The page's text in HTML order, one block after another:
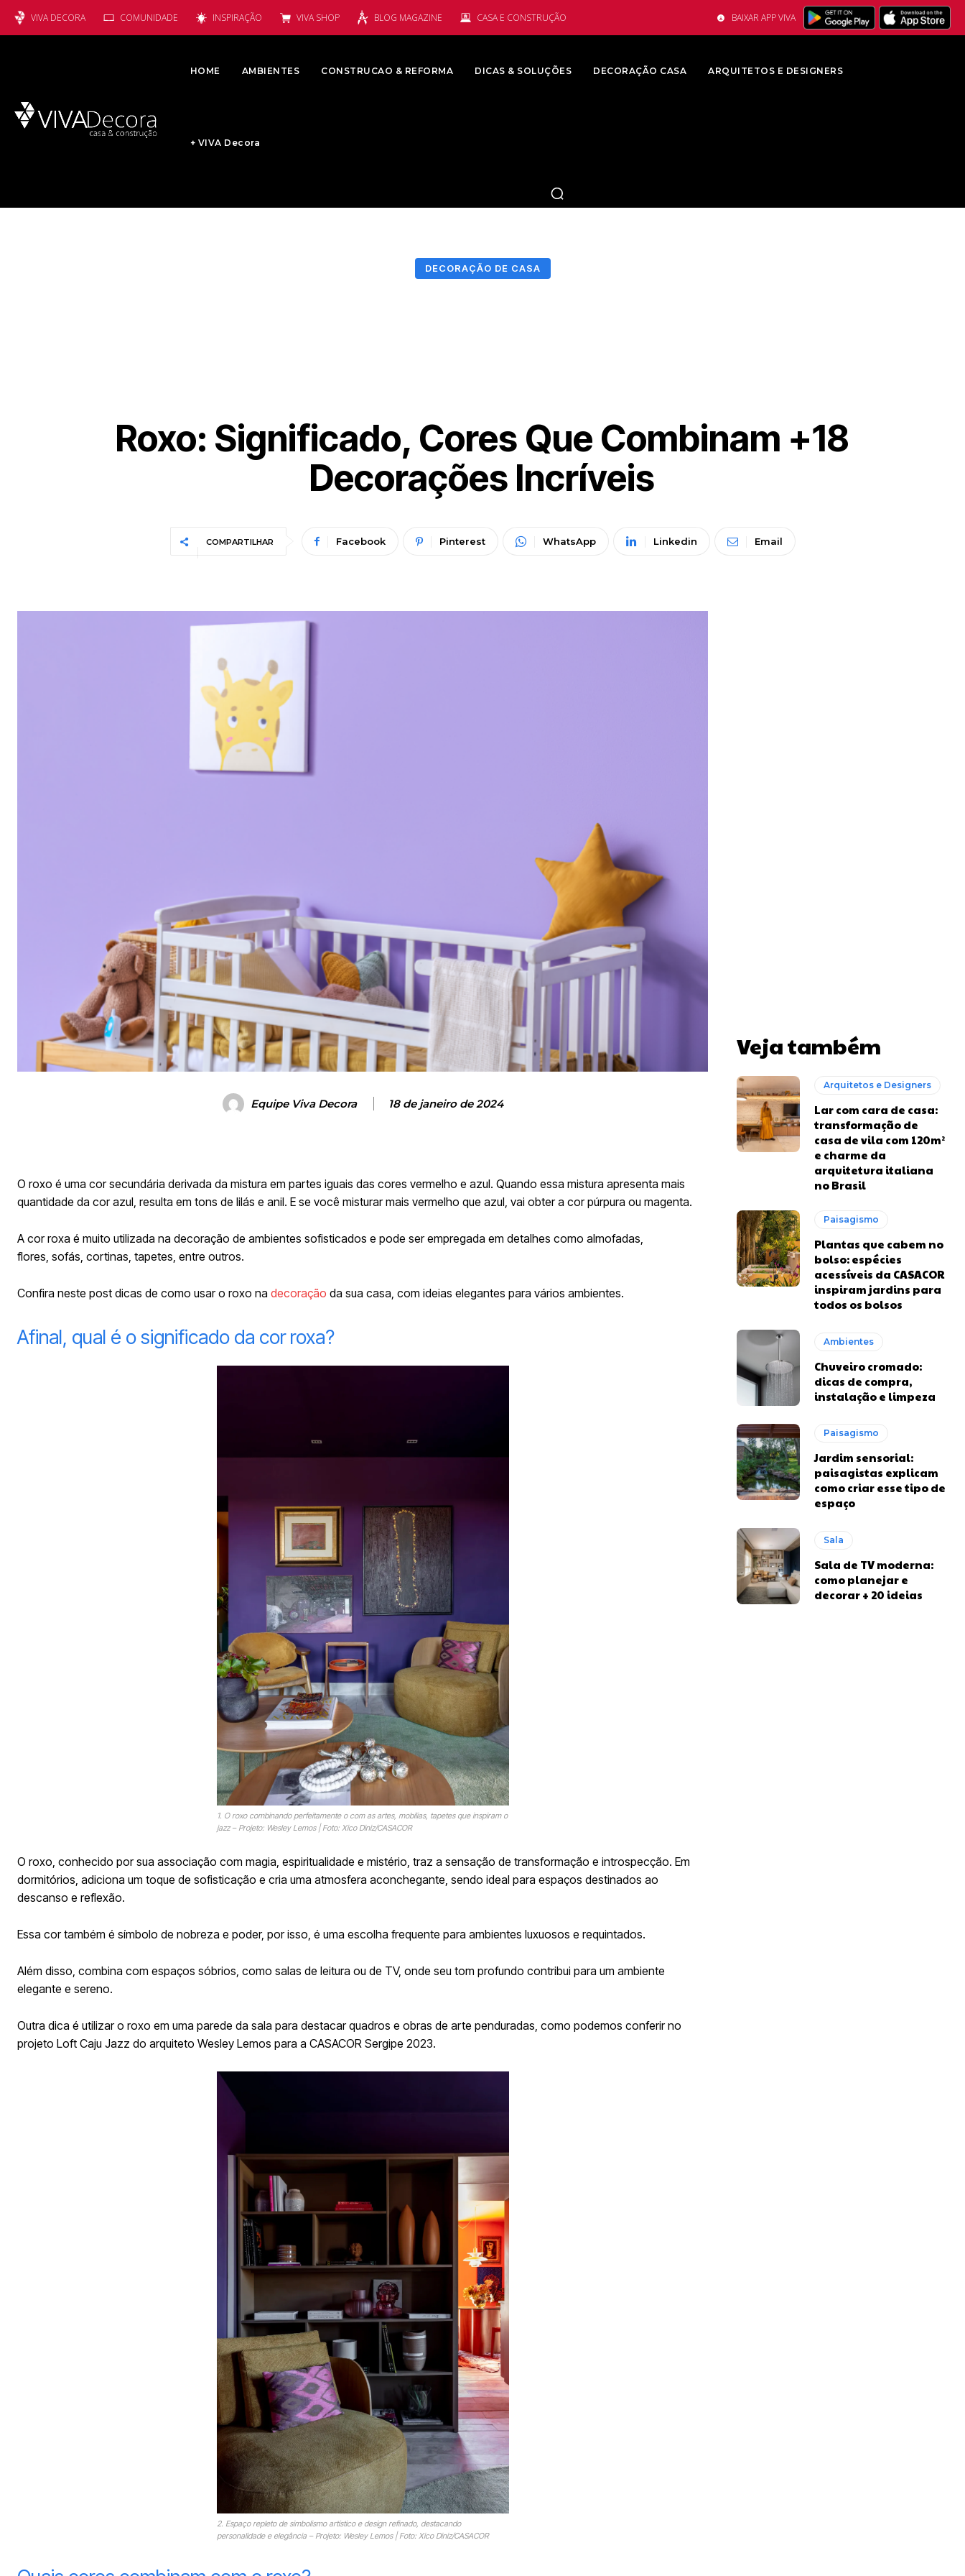
VIVA DECORA COMUNIDADE INSPIRAÇÃO VIVA SHOP BLOG MAGAZINE CASA E CONSTRUÇÃO BAIXAR APP VIVA
HOME AMBIENTES CONSTRUCAO & REFORMA DICAS & SOLUÇÕES DECORAÇÃO CASA ARQUITETOS E DESIGNERS
+ VIVA Decora
DECORAÇÃO DE CASA
Roxo: Significado, Cores Que Combinam +18
Decorações Incríveis
COMPARTILHAR Facebook Pinterest WhatsApp Linkedin Email
Equipe Viva Decora 18 de janeiro de 2024
O roxo é uma cor secundária derivada da mistura em partes iguais das cores vermelho e azul. Quando essa mistura apresenta mais
quantidade da cor azul, resulta em tons de lilás e anil. E se você misturar mais vermelho que azul, vai obter a cor púrpura ou magenta.
A cor roxa é muito utilizada na decoração de ambientes sofisticados e pode ser empregada em detalhes como almofadas,
flores, sofás, cortinas, tapetes, entre outros.
Confira neste post dicas de como usar o roxo na decoração da sua casa, com ideias elegantes para vários ambientes.
Afinal, qual é o significado da cor roxa?
1. O roxo combinando perfeitamente o com as artes, mobílias, tapetes que inspiram o
jazz – Projeto: Wesley Lemos | Foto: Xico Diniz/CASACOR
O roxo, conhecido por sua associação com magia, espiritualidade e mistério, traz a sensação de transformação e introspecção. Em
dormitórios, adiciona um toque de sofisticação e cria uma atmosfera aconchegante, sendo ideal para espaços destinados ao
descanso e reflexão.
Essa cor também é símbolo de nobreza e poder, por isso, é uma escolha frequente para ambientes luxuosos e requintados.
Além disso, combina com espaços sóbrios, como salas de leitura ou de TV, onde seu tom profundo contribui para um ambiente
elegante e sereno.
Outra dica é utilizar o roxo em uma parede da sala para destacar quadros e obras de arte penduradas, como podemos conferir no
projeto Loft Caju Jazz do arquiteto Wesley Lemos para a CASACOR Sergipe 2023.
2. Espaço repleto de simbolismo artístico e design refinado, destacando
personalidade e elegância – Projeto: Wesley Lemos | Foto: Xico Diniz/CASACOR
Veja também
Arquitetos e Designers
Lar com cara de casa:
transformação de
casa de vila com 120m²
e charme da
arquitetura italiana
no Brasil
Paisagismo
Plantas que cabem no
bolso: espécies
acessíveis da CASACOR
inspiram jardins para
todos os bolsos
Ambientes
Chuveiro cromado:
dicas de compra,
instalação e limpeza
Paisagismo
Jardim sensorial:
paisagistas explicam
como criar esse tipo de
espaço
Sala
Sala de TV moderna:
como planejar e
decorar + 20 ideias